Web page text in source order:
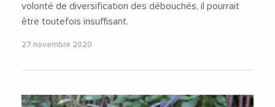
volonté de diversification des débouchés, il pourrait
être toutefois insuffisant.
27 novembre 2020